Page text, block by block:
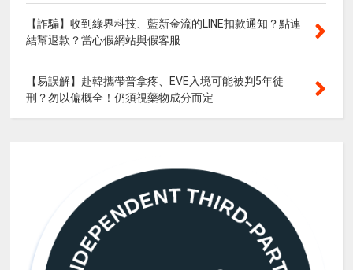
【詐騙】收到綠界科技、藍新金流的LINE扣款通知？點連
結幫退款？當心假網站與假客服
【易誤解】赴韓攜帶普拿疼、EVE入境可能被判5年徒
刑？勿以偏概全！仍須視藥物成分而定